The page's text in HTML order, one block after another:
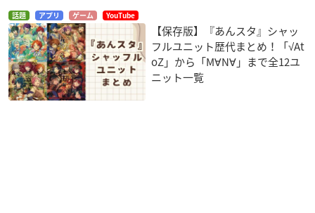
話題 アプリ ゲーム YouTube
【保存版】『あんスタ』シャッ
フルユニット歴代まとめ！「√At
oZ」から「M∀N∀」まで全12ユ
ニット一覧